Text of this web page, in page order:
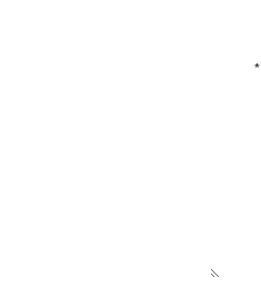
*